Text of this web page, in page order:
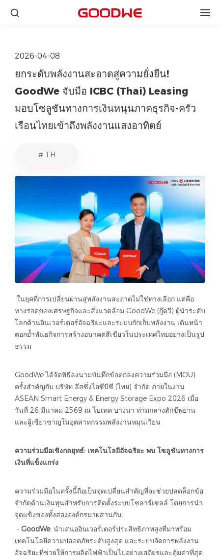
2026-04-08
ยกระดับพลังงานสะอาดสู่ความยั่งยืน!
GoodWe จับมือ ICBC (Thai) Leasing
มอบโซลูชันทางการเงินหนุนภาคธุรกิจ-ครัว
เรือนไทยเข้าถึงพลังงานแสงอาทิตย์
# TH
ในยุคที่การเปลี่ยนผ่านสู่พลังงานสะอาดไม่ใช่ทางเลือก แต่คือ
ทางรอดของเศรษฐกิจและสิ่งแวดล้อม GoodWe (กู๊ดวี) ผู้นำระดับ
โลกด้านอินเวอร์เตอร์อัจฉริยะและระบบกักเก็บพลังงาน เดินหน้า
ตอกย้ำพันธกิจการสร้างอนาคตสีเขียวในประเทศไทยอย่างเป็นรูป
ธรรม
GoodWe ได้จัดพิธีลงนามบันทึกข้อตกลงความร่วมมือ (MOU)
ครั้งสำคัญกับ บริษัท ลีสซิ่งไอซีบีซี (ไทย) จำกัด ภายในงาน
ASEAN Smart Energy & Energy Storage Expo 2026 เมื่อ
วันที่ 26 มีนาคม 2569 ณ ไบเทค บางนา ท่ามกลางสักขีพยาน
และผู้เชี่ยวชาญในอุตสาหกรรมพลังงานหมุนเวียน
ความร่วมมือเชิงกลยุทธ์: เทคโนโลยีอัจฉริยะ พบ โซลูชันทางการ
เงินที่แข็งแกร่ง
ความร่วมมือในครั้งนี้ถือเป็นจุดเปลี่ยนสำคัญที่จะช่วยปลดล็อกข้อ
จำกัดด้านเงินทุนสำหรับการติดตั้งระบบโซลาร์เซลล์ โดยการนำ
จุดแข็งของทั้งสององค์กรมาผสานกัน:
- GoodWe: นำเสนออินเวอร์เตอร์ประสิทธิภาพสูงที่มาพร้อม
เทคโนโลยีความปลอดภัยระดับสูงสุด และระบบจัดการพลังงาน
อัจฉริยะที่ช่วยให้การผลิตไฟฟ้าเป็นไปอย่างเสถียรและคุ้มค่าที่สุด